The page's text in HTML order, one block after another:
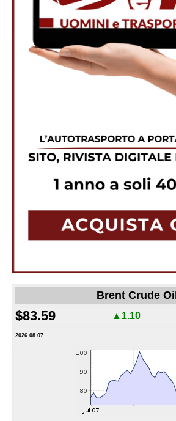
Brent Crude Oil
$83.59 ▲1.10
2026.08.07